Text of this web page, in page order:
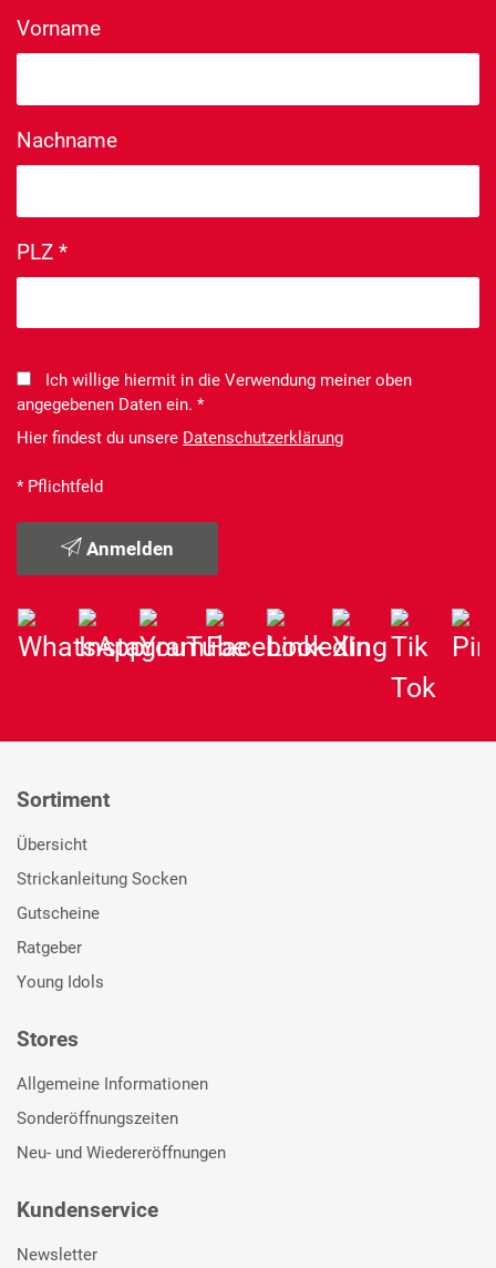
Vorname
Nachname
PLZ *
Ich willige hiermit in die Verwendung meiner oben
angegebenen Daten ein. *
Hier findest du unsere Datenschutzerklärung
* Pflichtfeld
Anmelden
Sortiment
Übersicht
Strickanleitung Socken
Gutscheine
Ratgeber
Young Idols
Stores
Allgemeine Informationen
Sonderöffnungszeiten
Neu- und Wiedereröffnungen
Kundenservice
Newsletter